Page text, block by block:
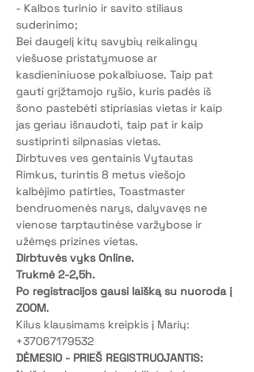
- Kalbos turinio ir savito stiliaus
suderinimo;
Bei daugelį kitų savybių reikalingų
viešuose pristatymuose ar
kasdieniniuose pokalbiuose. Taip pat
gauti grįžtamojo ryšio, kuris padės iš
šono pastebėti stipriasias vietas ir kaip
jas geriau išnaudoti, taip pat ir kaip
sustiprinti silpnasias vietas.
Dirbtuves ves gentainis Vytautas
Rimkus, turintis 8 metus viešojo
kalbėjimo patirties, Toastmaster
bendruomenės narys, dalyvavęs ne
vienose tarptautinėse varžybose ir
užėmęs prizines vietas.
Dirbtuvės vyks Online.
Trukmė 2-2,5h.
Po registracijos gausi laišką su nuoroda į
ZOOM.
Kilus klausimams kreipkis į Marių:
+37067179532
DĖMESIO - PRIEŠ REGISTRUOJANTIS: